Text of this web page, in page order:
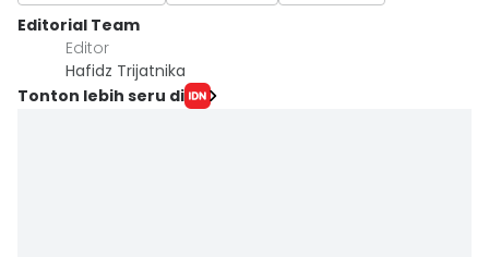
Editorial Team
Editor
Hafidz Trijatnika
Tonton lebih seru di